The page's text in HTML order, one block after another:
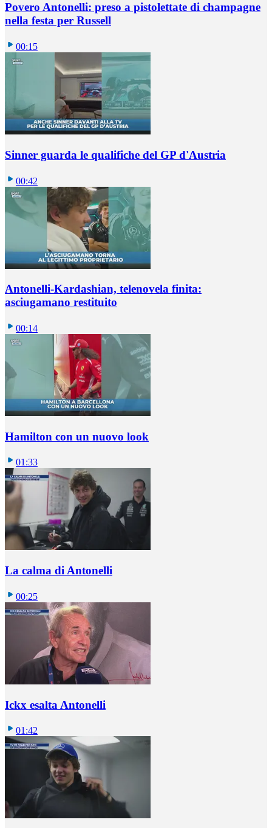
Povero Antonelli: preso a pistolettate di champagne
nella festa per Russell
00:15
Sinner guarda le qualifiche del GP d'Austria
00:42
Antonelli-Kardashian, telenovela finita:
asciugamano restituito
00:14
Hamilton con un nuovo look
01:33
La calma di Antonelli
00:25
Ickx esalta Antonelli
01:42